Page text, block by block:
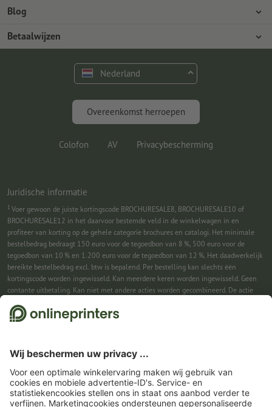
Milieubescherming
Betaalwijzen
Verzending
Premium programma
Blog
Photoshop-tutorials
Gratis lettertypes en fonts
Marketing en insights
Betaalwijzen
Nederland
Overeenkomst herroepen
Colofon AV Privacybescherming
Juridische informatie
1 Voer gewoon de juiste kortingscode BROCHURESALE8, BROCHURESALE10 of
BROCHURESALE12 in het daarvoor bestemde veld in de winkelwagen in en
profiteer van korting op de gehele categorie brochures en catalogi. Het minimale
bestelbedrag bedraagt 150 euro voor de tegoedbon van 8 %, 500 euro voor de
tegoedbon van 10 % en 1.200 euro voor de tegoedbon van 12 %. Het daadwerkelijk
bereikte bestelbedrag excl. btw is bepalend. Per bestelling kan slechts één
kortingscode worden ingewisseld. Kan meerdere keren worden ingewisseld. Geen
contante uitbetaling. Kan niet met andere acties worden gecombineerd. De actie
2Je ontvangst eerst een e-mail waarin je de aanmelding voor de nieuwsbrief
ingewisseld. Geen minimumbestelwaarde. Maximale hoogte van de korting: € 150
van de bestelwaarde (netto). Geen contante uitbetaling. Kan niet worden
gecombineerd met andere acties of kortingscodes.De tegoedbon is na ontvangst
zes weken geldig.